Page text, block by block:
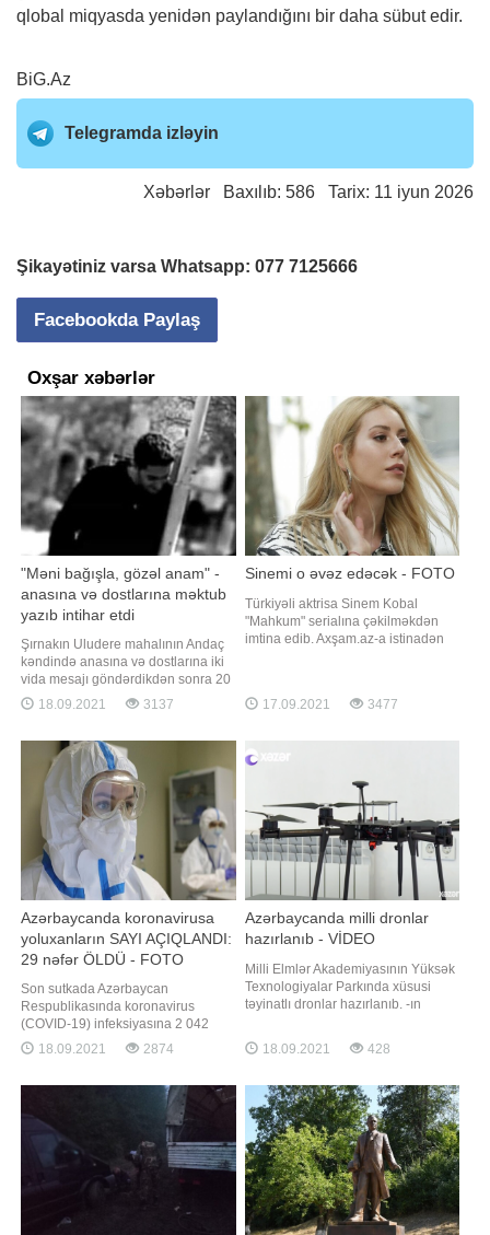
qlobal miqyasda yenidən paylandığını bir daha sübut edir.
BiG.Az
Telegramda izləyin
Xəbərlər Baxılıb: 586 Tarix: 11 iyun 2026
Şikayətiniz varsa Whatsapp: 077 7125666
Facebookda Paylaş
Oxşar xəbərlər
"Məni bağışla, gözəl anam" -
anasına və dostlarına məktub
yazıb intihar etdi
Şırnakın Uludere mahalının Andaç
kəndində anasına və dostlarına iki
vida mesajı göndərdikdən sonra 20
yaşlı bir gənc 35 metr yüksəklikdəki
uçurumdan tullanaraq intihar edib.
"Məni bağışla, gözəl anam.
Qardaşlarıma və dostlarıma vaxt
ayırmadan köçüb getdim"
18.09.2021 3137
Sinemi o əvəz edəcək - FOTO
Türkiyəli aktrisa Sinem Kobal
"Mahkum" serialına çəkilməkdən
imtina edib. Axşam.az-a istinadən
Tunanın tərəf müqabili isə Seray
İsmayıl Hacıoğlu da yer alacaq
17.09.2021 3477
Azərbaycanda koronavirusa
yoluxanların SAYI AÇIQLANDI:
29 nəfər ÖLDÜ - FOTO
Son sutkada Azərbaycan
Respublikasında koronavirus
(COVID-19) infeksiyasına 2 042
yeni yoluxma faktı qeydə alınıb, 3
224 nəfər müalicə olunaraq sağalıb.
Qərargahdan verilən məlumata
görə, COVID-19 üçün götürülən
analiz nümunələri müsbət çıxmış 29
nəfər vəfat edib. İndiyədə
18.09.2021 2874
Azərbaycanda milli dronlar
hazırlanıb - VİDEO
Milli Elmlər Akademiyasının Yüksək
Texnologiyalar Parkında xüsusi
təyinatlı dronlar hazırlanıb. -ın
aparatları sifarişlər əsasında yerli
mütəxəssislər tərəfindən hazırlanıb.
küləyə davamlılığı ilə fərqlənir.
Həmçinin uçuş trayektoriyasını
18.09.2021 428